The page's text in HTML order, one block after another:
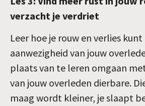
verzacht je verdriet
Leer hoe je rouw en verlies
aanwezigheid van jouw
plaats van te leren omgaan
van jouw overleden dierbare.
maag wordt kleiner, je slaapt